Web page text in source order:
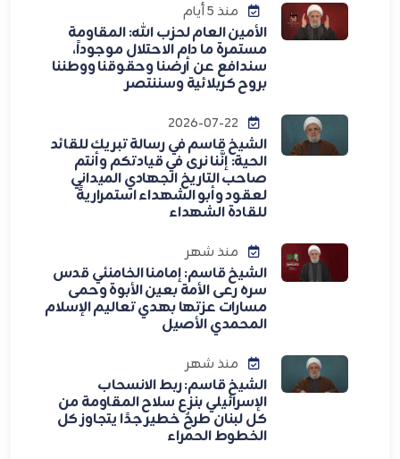
منذ 5 أيام
الأمين العام لحزب الله: المقاومة
مستمرة ما دام الاحتلال موجوداً،
سندافع عن أرضنا وحقوقنا ووطننا
بروح كربلائية وسننتصر
الشيخ قاسم في رسالة تبريك للقائد
الحية: إنَّنا نرى في قيادتكم وأنتم
صاحب التاريخ الجهادي الميداني
لعقود وأبو الشهداء استمراريةً
للقادة الشهداء
منذ شهر
الشيخ قاسم: إمامنا الخامنئي قدس
سره رعى الأمة بعين الأبوة وحمى
مسارات عزتها بهدي تعاليم الإسلام
المحمدي الأصيل
منذ شهر
الشيخ قاسم: ربط الانسحاب
الإسرائيلي بنزع سلاح المقاومة من
كل لبنان طرحٌ خطير جدًا يتجاوز كل
الخطوط الحمراء